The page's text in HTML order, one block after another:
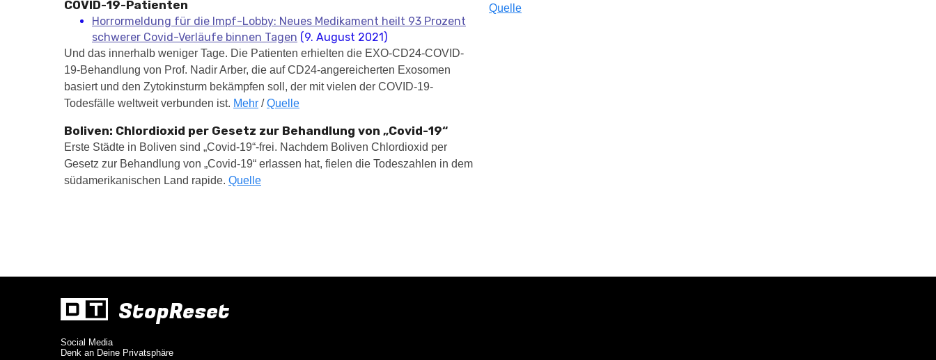
COVID-19-Patienten
Horrormeldung für die Impf-Lobby: Neues Medikament heilt 93 Prozent
schwerer Covid-Verläufe binnen Tagen (9. August 2021)
Und das innerhalb weniger Tage. Die Patienten erhielten die EXO-CD24-COVID-
19-Behandlung von Prof. Nadir Arber, die auf CD24-angereicherten Exosomen
basiert und den Zytokinsturm bekämpfen soll, der mit vielen der COVID-19-
Todesfälle weltweit verbunden ist. Mehr /Quelle
Boliven: Chlordioxid per Gesetz zur Behandlung von „Covid-19“
Erste Städte in Boliven sind „Covid-19“-frei. Nachdem Boliven Chlordioxid per
Gesetz zur Behandlung von „Covid-19“ erlassen hat, fielen die Todeszahlen in dem
südamerikanischen Land rapide. Quelle
Quelle
Social Media
Denk an Deine Privatsphäre
StopReset